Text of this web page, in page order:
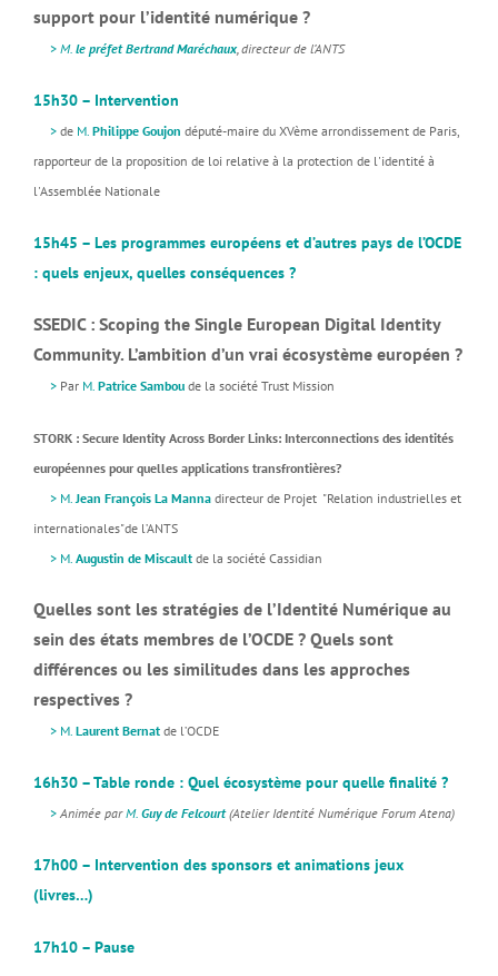
support pour l’identité numérique ?
> M. le préfet Bertrand Maréchaux, directeur de l’ANTS
15h30 – Intervention
> de M. Philippe Goujon député-maire du XVème arrondissement de Paris,
rapporteur de la proposition de loi relative à la protection de l'identité à
l'Assemblée Nationale
15h45 – Les programmes européens et d’autres pays de l’OCDE
: quels enjeux, quelles conséquences ?
SSEDIC : Scoping the Single European Digital Identity
Community. L’ambition d’un vrai écosystème européen ?
> Par M. Patrice Sambou de la société Trust Mission
STORK : Secure Identity Across Border Links: Interconnections des identités
européennes pour quelles applications transfrontières?
> M.Jean François La Manna directeur de Projet "Relation industrielles et
internationales"de l’ANTS
> M. Augustin de Miscault de la société Cassidian
Quelles sont les stratégies de l’Identité Numérique au
sein des états membres de l’OCDE ? Quels sont
différences ou les similitudes dans les approches
respectives ?
> M. Laurent Bernat de l’OCDE
16h30 – Table ronde : Quel écosystème pour quelle finalité ?
> Animée parM. Guy de Felcourt(Atelier Identité Numérique Forum Atena)
17h00 – Intervention des sponsors et animations jeux
(livres…)
17h10 – Pause